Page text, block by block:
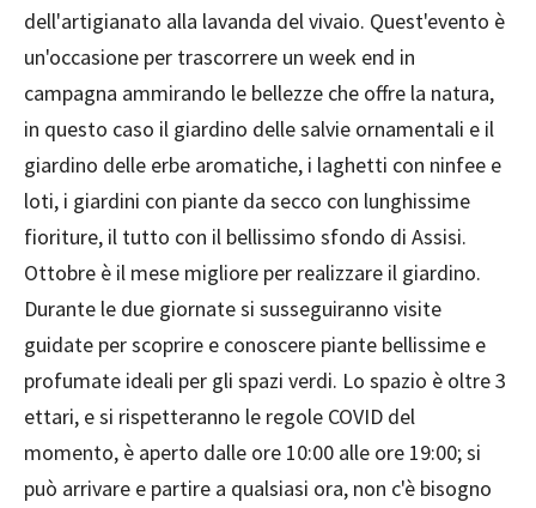
dell'artigianato alla lavanda del vivaio. Quest'evento è
un'occasione per trascorrere un week end in
campagna ammirando le bellezze che offre la natura,
in questo caso il giardino delle salvie ornamentali e il
giardino delle erbe aromatiche, i laghetti con ninfee e
loti, i giardini con piante da secco con lunghissime
fioriture, il tutto con il bellissimo sfondo di Assisi.
Ottobre è il mese migliore per realizzare il giardino.
Durante le due giornate si susseguiranno visite
guidate per scoprire e conoscere piante bellissime e
profumate ideali per gli spazi verdi. Lo spazio è oltre 3
ettari, e si rispetteranno le regole COVID del
momento, è aperto dalle ore 10:00 alle ore 19:00; si
può arrivare e partire a qualsiasi ora, non c'è bisogno